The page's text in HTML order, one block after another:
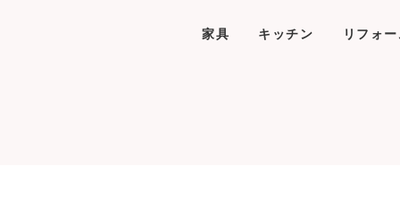
家具 キッチン リフォ